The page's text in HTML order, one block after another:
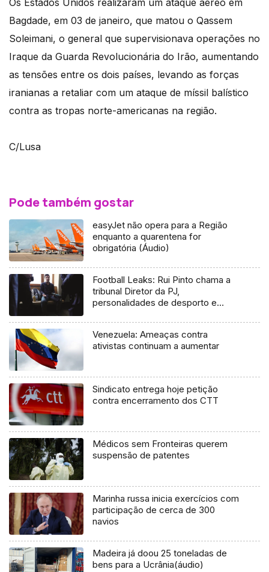
Os Estados Unidos realizaram um ataque aéreo em
Bagdade, em 03 de janeiro, que matou o Qassem
Soleimani, o general que supervisionava operações no
Iraque da Guarda Revolucionária do Irão, aumentando
as tensões entre os dois países, levando as forças
iranianas a retaliar com um ataque de míssil balístico
contra as tropas norte-americanas na região.
C/Lusa
Pode também gostar
easyJet não opera para a Região
enquanto a quarentena for
obrigatória (Áudio)
Football Leaks: Rui Pinto chama a
tribunal Diretor da PJ,
personalidades de desporto e
Venezuela: Ameaças contra
ativistas continuam a aumentar
Sindicato entrega hoje petição
contra encerramento dos CTT
Médicos sem Fronteiras querem
suspensão de patentes
Marinha russa inicia exercícios com
participação de cerca de 300
navios
Madeira já doou 25 toneladas de
bens para a Ucrânia(áudio)